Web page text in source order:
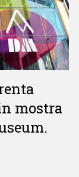
mostra